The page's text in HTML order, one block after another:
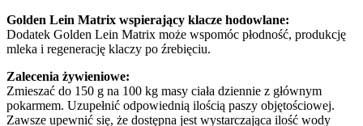
Golden Lein Matrix wspierający klacze hodowlane:
Dodatek Golden Lein Matrix może wspomóc płodność, produkcję
mleka i regenerację klaczy po źrebięciu.
Zalecenia żywieniowe:
Zmieszać do 150 g na 100 kg masy ciała dziennie z głównym
pokarmem. Uzupełnić odpowiednią ilością paszy objętościowej.
Zawsze upewnić się, że dostępna jest wystarczająca ilość wody